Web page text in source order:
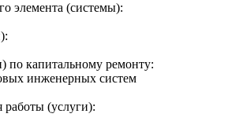
элемента (системы):
по капитальному ремонту:
инженерных систем
(услуги):